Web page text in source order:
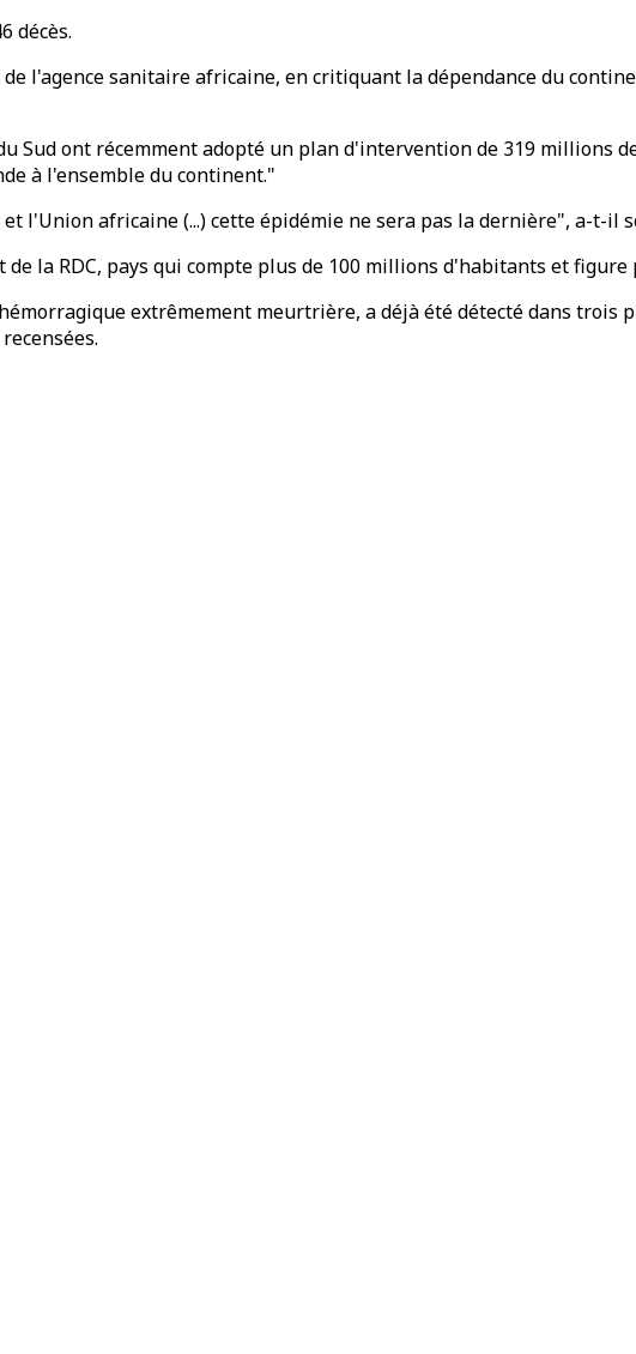
décès.
l'agence sanitaire africaine, en critiquant la dépendance du
Sud ont récemment adopté un plan d'intervention de 319 millions
à l'ensemble du continent."
l'Union africaine (...) cette épidémie ne sera pas la dernière", a-t-il
la RDC, pays qui compte plus de 100 millions d'habitants et
extrêmement meurtrière, a déjà été détecté dans trois